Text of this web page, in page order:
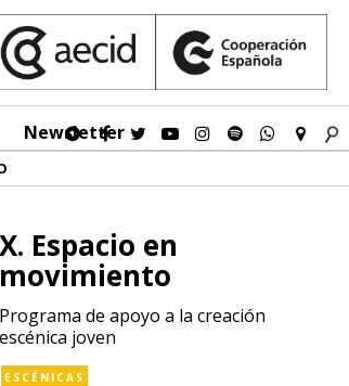
Newsletter
X. Espacio en
movimiento
Programa de apoyo a la creación
escénica joven
ESCÉNICAS